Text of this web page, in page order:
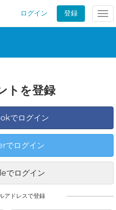
ログイン 登録
トを登録
でログイン
ログイン
でログイン
アドレスで登録